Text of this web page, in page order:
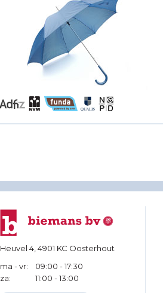
Heuvel 4,4901 KC Oosterhout
ma - vr:
za:
09:00 - 17:30
11:00 - 13:00